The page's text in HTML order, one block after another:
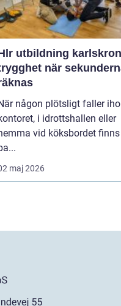
utbildning
när
någon plötsligt faller
i idrottshallen eller
vid köksbordet
maj 2026